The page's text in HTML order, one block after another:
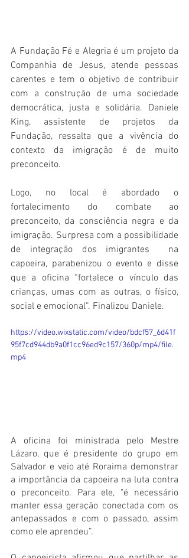
A Fundação Fé e Alegria é um projeto da
Companhia de Jesus, atende pessoas
carentes e tem o objetivo de contribuir
com a construção de uma sociedade
democrática, justa e solidária. Daniele
King, assistente de projetos da
Fundação, ressalta que a vivência do
contexto da imigração é de muito
preconceito.
Logo, no local é abordado o
fortalecimento do combate ao
preconceito, da consciência negra e da
imigração. Surpresa com a possibilidade
de integração dos imigrantes  na
capoeira, parabenizou o evento e disse
que a oficina “fortalece o vínculo das
crianças, umas com as outras, o físico,
social e emocional”. Finalizou Daniele.
https://video.wixstatic.com/video/bdcf57_6d41f
95f7cd944db9a0f1cc96ed9c157/360p/mp4/file.
mp4
A oficina foi ministrada pelo Mestre
Lázaro, que é presidente do grupo em
Salvador e veio até Roraima demonstrar
a importância da capoeira na luta contra
o preconceito. Para ele, "é necessário
manter essa geração conectada com os
antepassados e com o passado, assim
como ele aprendeu”.